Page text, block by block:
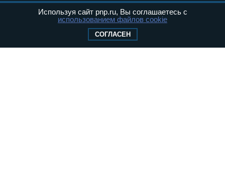
связи, информационных технологий и
массовых коммуникаций (Роскомнадзор) 05
Свидетельство о регистрации Эл № ФС77-
Используя сайт pnp.ru, Вы соглашаетесь с
использованием файлов cookie
СОГЛАСЕН